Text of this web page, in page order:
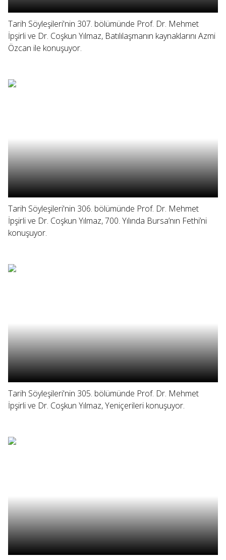
Tarih Söyleşileri'nin 307. bölümünde Prof. Dr. Mehmet
İpşirli ve Dr. Coşkun Yılmaz, Batılılaşmanın kaynaklarını Azmi
Özcan ile konuşuyor.
Tarih Söyleşileri'nin 306. bölümünde Prof. Dr. Mehmet
İpşirli ve Dr. Coşkun Yılmaz, 700. Yılında Bursa’nın Fethi’ni
konuşuyor.
Tarih Söyleşileri'nin 305. bölümünde Prof. Dr. Mehmet
İpşirli ve Dr. Coşkun Yılmaz, Yeniçerileri konuşuyor.